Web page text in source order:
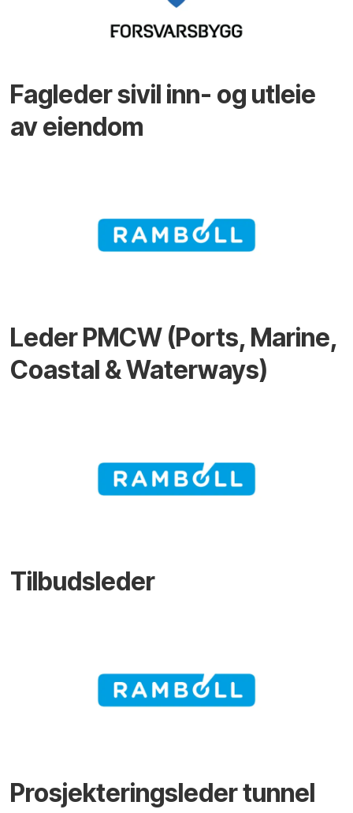
Fagleder sivil inn- og utleie
av eiendom
Leder PMCW (Ports, Marine,
Coastal & Waterways)
Tilbudsleder
Prosjekteringsleder tunnel